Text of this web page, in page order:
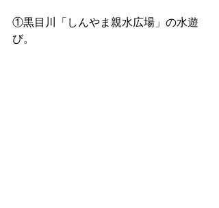
①黒目川「しんやま親水広場」の水遊
び。